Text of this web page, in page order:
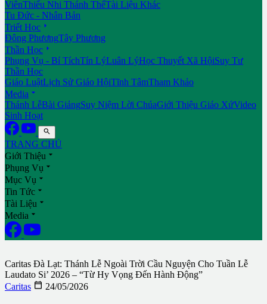
ViênThiếu Nhi Thánh ThểTài Liệu Khác
Tu Đức - Nhân Bản
Triết Học 
Đông PhươngTây Phương
Thần Học 
Phụng Vụ - Bí TíchTín LýLuân LýHọc Thuyết Xã HộiSuy Tư
Thần Học
Giáo LuậtLịch Sử Giáo HộiTĩnh TâmTham Khảo
Media 
Thánh LễBài GiảngSuy Niệm Lời ChúaGiới Thiệu Giáo XứVideo
Sinh Hoạt

TRANG CHỦ
Giới Thiệu 
Phụng Vụ 
Mục Vụ 
Tin Tức 
Tài Liệu 
Media 
Caritas Đà Lạt: Thánh Lễ Ngoài Trời Cầu Nguyện Cho Tuần Lễ
Laudato Si’ 2026 – “Từ Hy Vọng Đến Hành Động”
Caritas  24/05/2026